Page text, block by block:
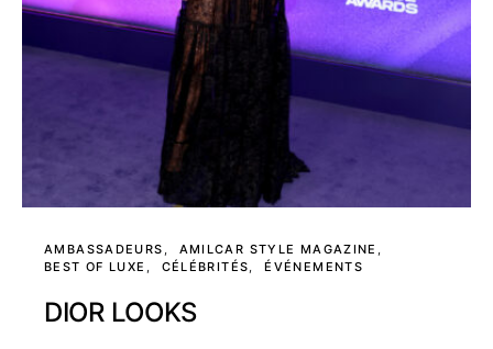
AMBASSADEURS
AMILCAR STYLE MAGAZINE
BEST OF LUXE
CÉLÉBRITÉS ÉVÉNEMENTS
DIOR LOOKS